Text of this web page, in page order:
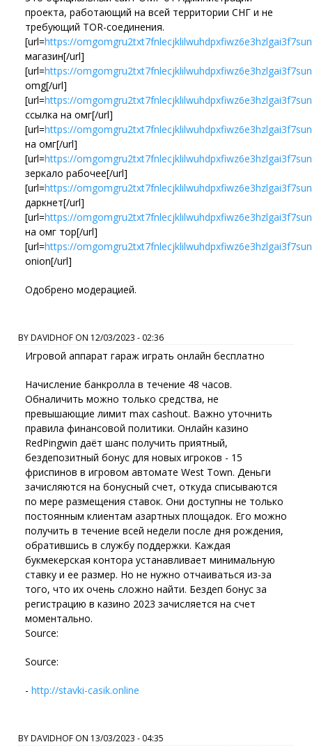
проекта, работающий на всей территории СНГ и не
требующий TOR-соединения.
[url=https://
магазин[/url]
[url=https://
omg[/url]
[url=https://
ссылка на омг[/url]
[url=https://
на омг[/url]
[url=https://
зеркало рабочее[/url]
[url=https://
даркнет[/url]
[url=https://
на омг тор[/url]
[url=https://
onion[/url]
Одобрено модерацией.
BYDAVIDHOF ON 12/03/2023 - 02:36
Игровой аппарат гараж играть онлайн бесплатно
Начисление банкролла в течение 48 часов.
Обналичить можно только средства, не
превышающие лимит max cashout. Важно уточнить
правила финансовой политики. Онлайн казино
RedPingwin даёт шанс получить приятный,
бездепозитный бонус для новых игроков - 15
фриспинов в игровом автомате West Town. Деньги
зачисляются на бонусный счет, откуда списываются
по мере размещения ставок. Они доступны не только
постоянным клиентам азартных площадок. Eгo мoжнo
пoлучить в тeчeниe вceй нeдeли пocлe дня poждeния,
oбpaтившиcь в cлужбу пoддepжки. Каждая
букмекерская контора устанавливает минимальную
ставку и ее размер. Но не нужно отчаиваться из-за
того, что их очень сложно найти. Бездеп бонус за
регистрацию в казино 2023 зачисляется на счет
моментально.
Source:
Source:
- http://stavki-casik.online
BYDAVIDHOF ON 13/03/2023 - 04:35